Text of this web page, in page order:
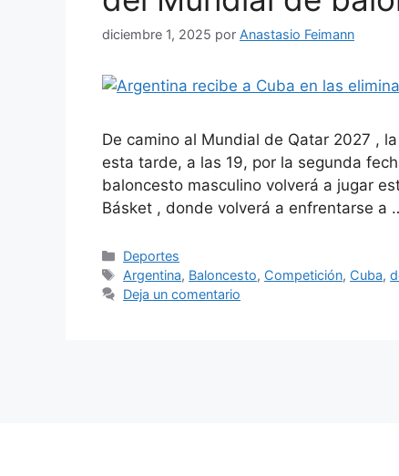
diciembre 1, 2025 por Anastasio Feimann
De camino al Mundial de Qatar 2027 ,
esta tarde, a las 19, por la segunda
baloncesto masculino volverá a jugar
Básket , donde volverá a enfrentarse a
Categorías
Deportes
Etiquetas
Argentina, Baloncesto, Competición, Cuba,
Deja un comentario